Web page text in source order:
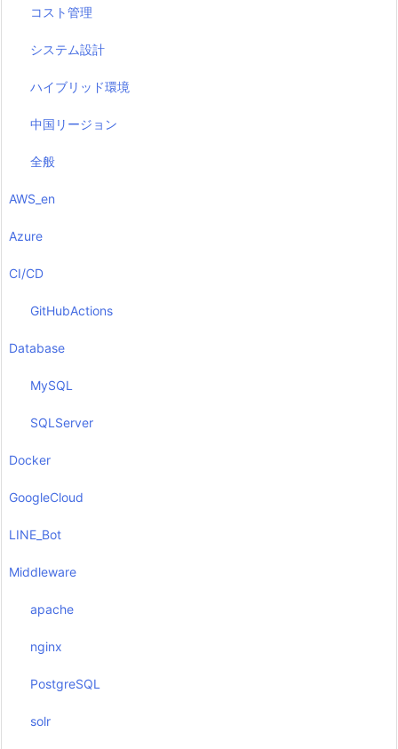
コスト管理
システム設計
ハイブリッド環境
中国リージョン
全般
AWS_en
Azure
CI/CD
GitHubActions
Database
MySQL
SQLServer
Docker
GoogleCloud
LINE_Bot
Middleware
apache
nginx
PostgreSQL
solr